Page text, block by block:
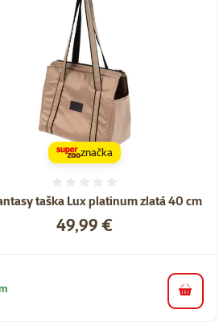
taška Lux platinum zlatá 40 cm
Cena
49,99 €
značka
do